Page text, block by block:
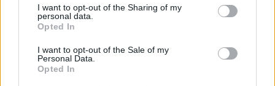
I want to opt-out of the Sharing of my
personal data.
Opted In
I want to opt-out of the Sale of my
Personal Data.
Opted In
jourhavande förundersökningsledare på polisen i
Fyrbodal, till Göteborgs-Posten.
Polis kallades till en adress i västra
Stockholm.
En kvinna hade misshandlats svårt i sin bostad av